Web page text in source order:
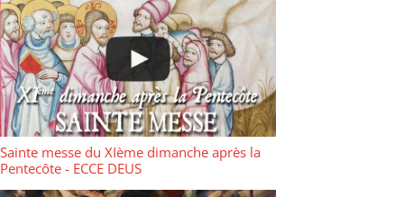
Sainte messe du XIème dimanche après la
Pentecôte - ECCE DEUS